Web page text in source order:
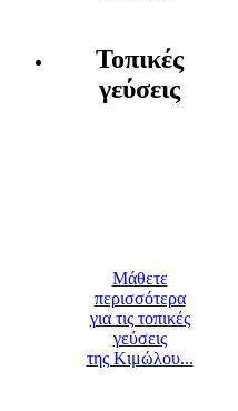
Τοπικές
γεύσεις
Μάθετε
περισσότερα
για τις τοπικές
γεύσεις
της Κιμώλου...